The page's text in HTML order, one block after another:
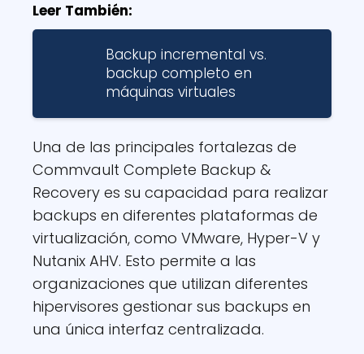
Leer También:
Backup incremental vs.
backup completo en
máquinas virtuales
Una de las principales fortalezas de
Commvault Complete Backup &
Recovery es su capacidad para realizar
backups en diferentes plataformas de
virtualización, como VMware, Hyper-V y
Nutanix AHV. Esto permite a las
organizaciones que utilizan diferentes
hipervisores gestionar sus backups en
una única interfaz centralizada.